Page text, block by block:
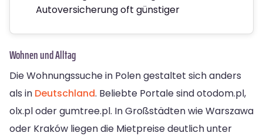
Autoversicherung oft günstiger
Wohnen und Alltag
Die Wohnungssuche in Polen gestaltet sich anders
als in Deutschland. Beliebte Portale sind otodom.pl,
olx.pl oder gumtree.pl. In Großstädten wie Warszawa
oder Kraków liegen die Mietpreise deutlich unter